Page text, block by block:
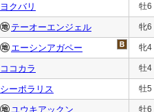
ヨクバリ 牡6
テーオーエンジェル 牝6
エーシンアガペー 牝4
ココカラ 牡4
シーポラリス 牡5
ユウキアックン 牡6